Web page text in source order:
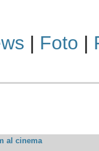
| Foto |
al cinema